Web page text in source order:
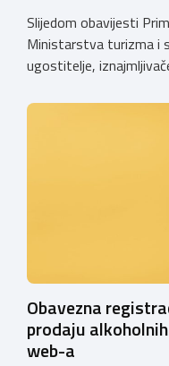
Slijedom obavijesti
Ministarstva turizma i
ugostitelje,
privremenih rješenja
1. siječnja 2025.
zahtjevi za izdavanje
Obavezna
prodaju
web-a